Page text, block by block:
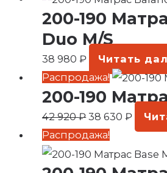
200-190
Duo M/S
38 980₽
Читать
Распродажа!
200-190
42 920₽
цена
составляла
42
920 ₽.
38 630₽
цена:
38
630 ₽.
Распродажа!
цена
цена: